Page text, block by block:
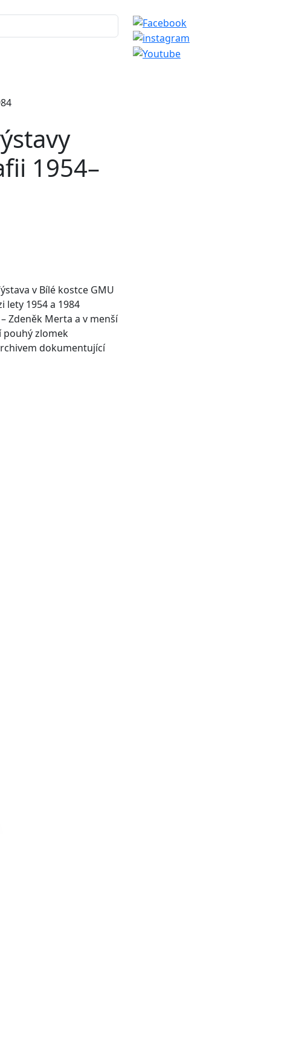
1954–
v Bílé kostce GMU
lety 1954 a 1984
Zdeněk Merta a v menší
pouhý zlomek
dokumentující